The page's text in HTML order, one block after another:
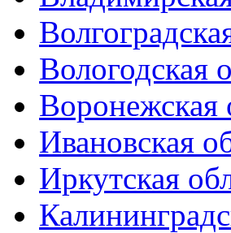
Вологодская
Воронежская
Ивановская
Иркутская